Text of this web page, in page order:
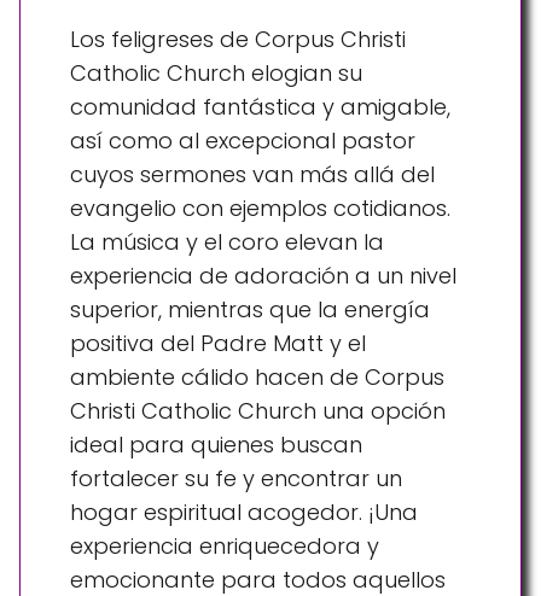
Los feligreses de Corpus Christi
Catholic Church elogian su
comunidad fantástica y amigable,
así como al excepcional pastor
cuyos sermones van más allá del
evangelio con ejemplos cotidianos.
La música y el coro elevan la
experiencia de adoración a un nivel
superior, mientras que la energía
positiva del Padre Matt y el
ambiente cálido hacen de Corpus
Christi Catholic Church una opción
ideal para quienes buscan
fortalecer su fe y encontrar un
hogar espiritual acogedor. ¡Una
experiencia enriquecedora y
emocionante para todos aquellos